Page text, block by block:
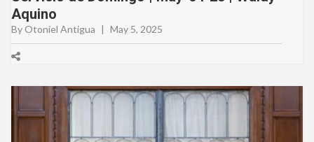
Aquino
By Otoniel Antigua | May 5, 2025